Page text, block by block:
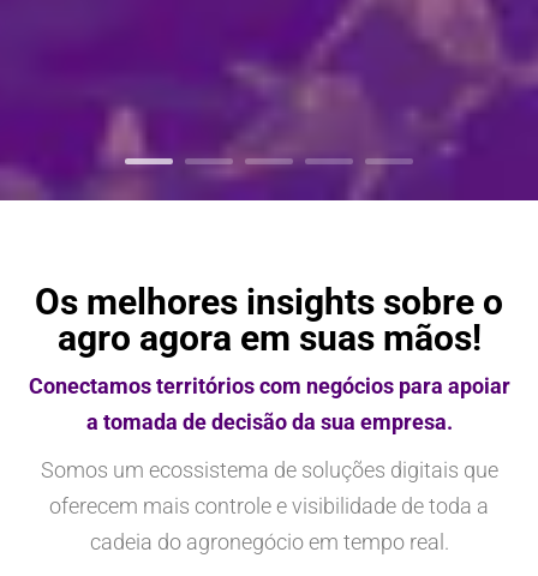
Os melhores insights sobre o
agro agora em suas mãos!
Conectamos territórios com negócios para apoiar
a tomada de decisão da sua empresa.
Somos um ecossistema de soluções digitais que
oferecem mais controle e visibilidade de toda a
cadeia do agronegócio em tempo real.